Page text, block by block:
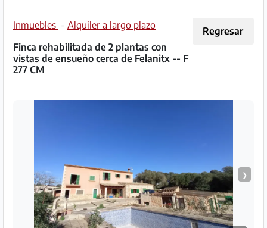
Privacidad
Términos
de
Regresar
Inmuebles - Alquiler a largo plazo
Finca rehabilitada de 2 plantas con
vistas de ensueño cerca de Felanitx -- F
277 CM
❯